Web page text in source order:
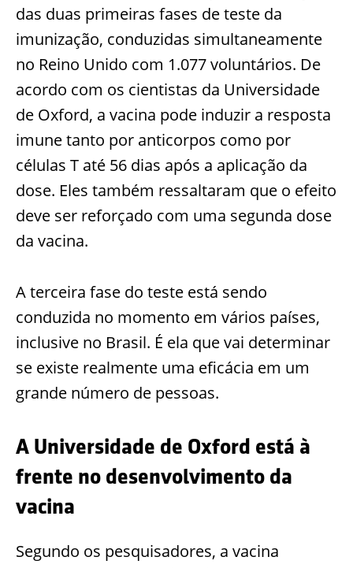
das duas primeiras fases de teste da
imunização, conduzidas simultaneamente
no Reino Unido com 1.077 voluntários. De
acordo com os cientistas da Universidade
de Oxford, a vacina pode induzir a resposta
imune tanto por anticorpos como por
células T até 56 dias após a aplicação da
dose. Eles também ressaltaram que o efeito
deve ser reforçado com uma segunda dose
da vacina.
A terceira fase do teste está sendo
conduzida no momento em vários países,
inclusive no Brasil. É ela que vai determinar
se existe realmente uma eficácia em um
grande número de pessoas.
A Universidade de Oxford está à
frente no desenvolvimento da
vacina
Segundo os pesquisadores, a vacina